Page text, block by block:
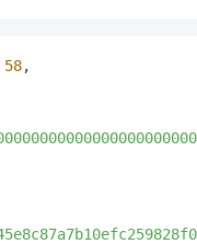
58,